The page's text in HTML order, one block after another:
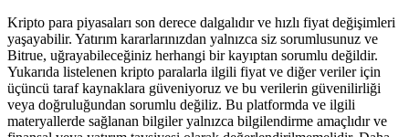
Kripto para piyasaları son derece dalgalıdır ve hızlı fiyat değişimleri
yaşayabilir. Yatırım kararlarınızdan yalnızca siz sorumlusunuz ve
Bitrue, uğrayabileceğiniz herhangi bir kayıptan sorumlu değildir.
Yukarıda listelenen kripto paralarla ilgili fiyat ve diğer veriler için
üçüncü taraf kaynaklara güveniyoruz ve bu verilerin güvenilirliği
veya doğruluğundan sorumlu değiliz. Bu platformda ve ilgili
materyallerde sağlanan bilgiler yalnızca bilgilendirme amaçlıdır ve